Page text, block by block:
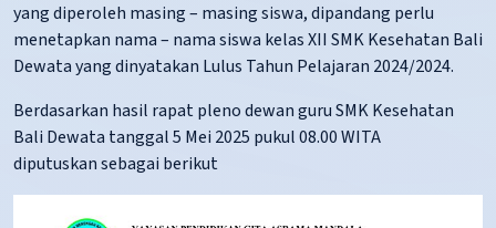
yang diperoleh masing – masing siswa, dipandang perlu
menetapkan nama – nama siswa kelas XII SMK Kesehatan Bali
Dewata yang dinyatakan Lulus Tahun Pelajaran 2024/2024.
Berdasarkan hasil rapat pleno dewan guru SMK Kesehatan
Bali Dewata tanggal 5 Mei 2025 pukul 08.00 WITA
diputuskan sebagai berikut